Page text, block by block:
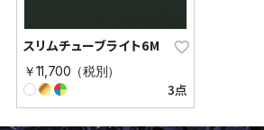
スリムチューブライト6M
￥11,700（税別）
3点